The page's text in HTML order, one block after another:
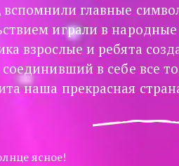
главные
играли в
взрослые и ребята
в себе все
наша прекрасная
ясное!